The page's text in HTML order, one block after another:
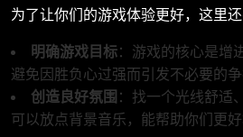
为了让你们的游戏体验更好，这里还
明确游戏目标：游戏的核心是增
避免因胜负心过强而引发不必要的争
创造良好氛围 ：找一个光线舒适
可以放点背景音乐，能帮助你们更好